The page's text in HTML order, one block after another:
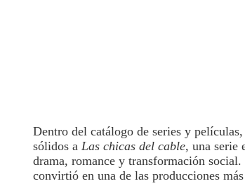
Dentro del catálogo de series y películas,
sólidos a Las chicas del cable, una serie
drama, romance y transformación
convirtió en una de las producciones